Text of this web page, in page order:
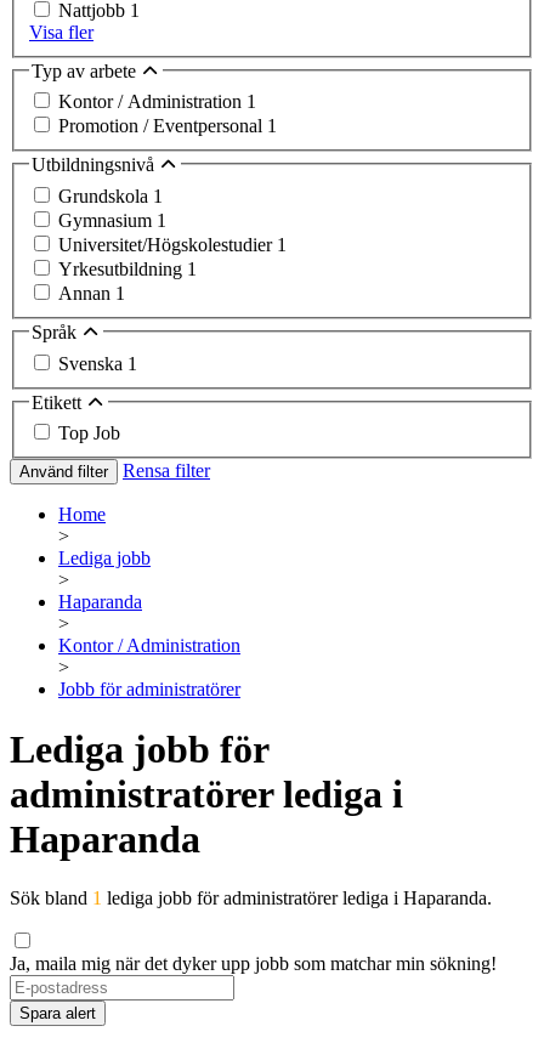
Nattjobb 1
Visa fler
Typ av arbete
Kontor / Administration 1
Promotion / Eventpersonal 1
Utbildningsnivå
Grundskola 1
Gymnasium 1
Universitet/Högskolestudier 1
Yrkesutbildning 1
Annan 1
Språk
Svenska 1
Etikett
Top Job
Använd filter Rensa filter
Home
>
Lediga jobb
>
Haparanda
>
Kontor / Administration
>
Jobb för administratörer
Lediga jobb för
administratörer lediga i
Haparanda
Sök bland 1 lediga jobb för administratörer lediga i Haparanda.
Ja, maila mig när det dyker upp jobb som matchar min sökning!
Spara alert